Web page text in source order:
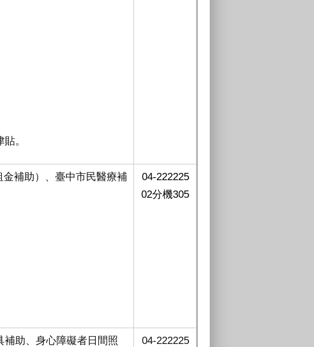
。
補助）、臺中市民醫療補
04-222225
02分機305
助、身心障礙者日間照
04-222225